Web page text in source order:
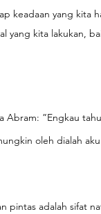
keadaan yang kita
yang kita lakukan,
Abram: ”Engkau
oleh dialah
pintas adalah sifat